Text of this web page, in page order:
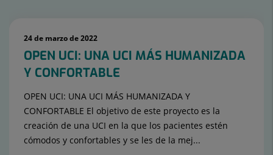
24 de marzo de 2022
OPEN UCI: UNA UCI MÁS HUMANIZADA
Y CONFORTABLE
OPEN UCI: UNA UCI MÁS HUMANIZADA Y
CONFORTABLE El objetivo de este proyecto es la
creación de una UCI en la que los pacientes estén
cómodos y confortables y se les de la mej...